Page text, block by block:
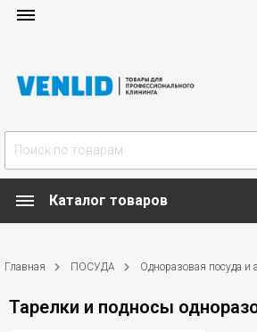
Каталог товаров
Главная ПОСУДА Одноразовая посуда и
Тарелки и подносы